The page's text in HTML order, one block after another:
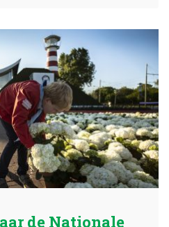
de Nationale